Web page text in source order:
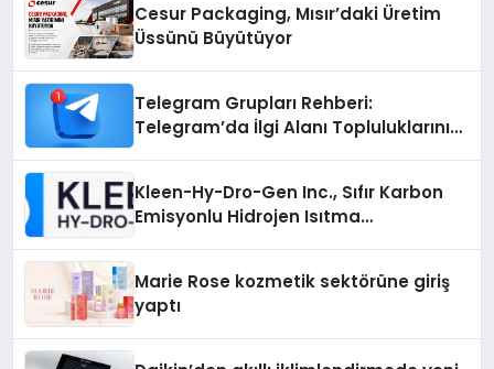
Cesur Packaging, Mısır’daki Üretim
Üssünü Büyütüyor
Telegram Grupları Rehberi:
Telegram’da İlgi Alanı Topluluklarını
Kleen-Hy-Dro-Gen Inc., Sıfır Karbon
Emisyonlu Hidrojen Isıtma
Marie Rose kozmetik sektörüne giriş
yaptı